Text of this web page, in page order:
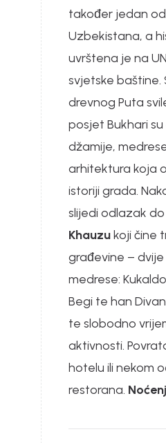
također jedan
Uzbekistana, a
uvrštena je na
svjetske
drevnog Puta
posjet Bukhari
džamije,
arhitektura koja
istoriji grada.
slijedi odlazak
Khauzukoji čine
građevine – dvije
medrese:
Begi te han
te slobodno
aktivnosti.
hotelu ili nekom
restorana.